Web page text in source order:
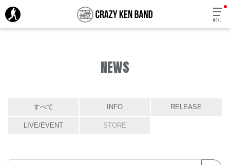
MENU
NEWS
すべて INFO RELEASE
LIVE/EVENT STORE